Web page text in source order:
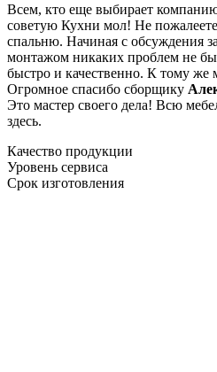
Всем, кто еще выбирает
советую Кухни мол! Не
спальню. Начиная с обсуждения
монтажом никаких проблем не
быстро и качественно. К тому же
Огромное спасибо сборщику
Это мастер своего дела! Всю
здесь.
Качество продукции
Уровень сервиса
Срок изготовления